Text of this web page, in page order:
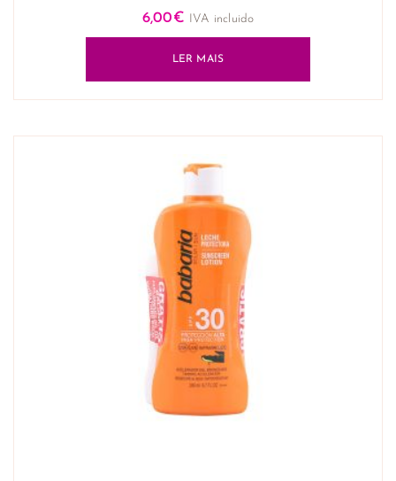
6,00€ IVA incluido
LER MAIS